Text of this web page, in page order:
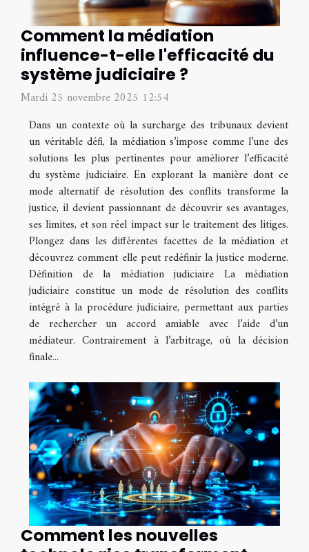
Comment la médiation
influence-t-elle l'efficacité du
système judiciaire ?
Mardi 25 novembre 2025 12:54
Dans un contexte où la surcharge des tribunaux devient
un véritable défi, la médiation s’impose comme l’une des
solutions les plus pertinentes pour améliorer l’efficacité
du système judiciaire. En explorant la manière dont ce
mode alternatif de résolution des conflits transforme la
justice, il devient passionnant de découvrir ses avantages,
ses limites, et son réel impact sur le traitement des litiges.
Plongez dans les différentes facettes de la médiation et
découvrez comment elle peut redéfinir la justice moderne.
Définition de la médiation judiciaire La médiation
judiciaire constitue un mode de résolution des conflits
intégré à la procédure judiciaire, permettant aux parties
de rechercher un accord amiable avec l’aide d’un
médiateur. Contrairement à l’arbitrage, où la décision
finale...
Comment les nouvelles